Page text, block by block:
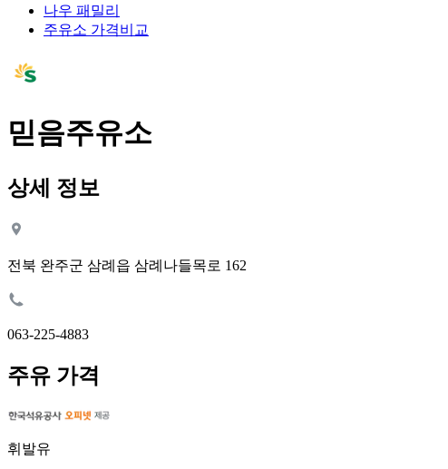
나우 패밀리
주유소 가격비교
믿음주유소
상세 정보
전북 완주군 삼례읍 삼례나들목로 162
063-225-4883
주유 가격
휘발유